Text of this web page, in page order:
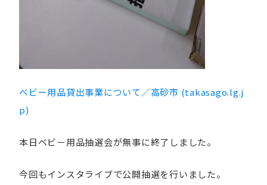
ベビー用品貸出事業について／高砂市 (takasago.lg.j
p)
本日ベビ－用品抽選会が無事に終了しました。
今回もインスタライブで公開抽選を行いました。